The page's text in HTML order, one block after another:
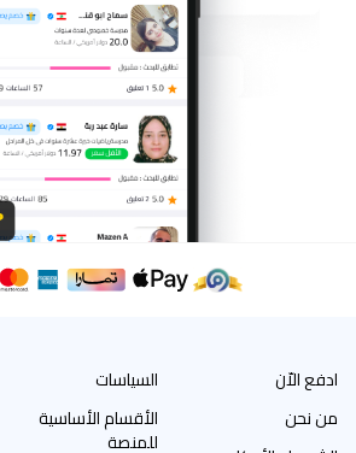
ادفع الاّن
من نحن
السياسات
الأقسام الأساسية
للمنصة